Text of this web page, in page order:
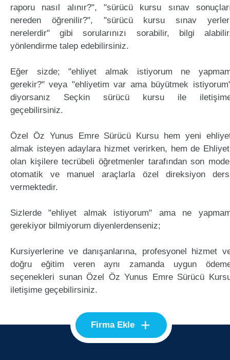
raporu nasıl alınır?", "sürücü kursu sınav
nereden öğrenilir?", "sürücü kursu sınav
nerelerdir" gibi sorularınızı sorabilir, bilgi
yönlendirme talep edebilirsiniz.
Eğer sizde; "ehliyet almak istiyorum ne
gerekir?" veya "ehliyetim var ama büyütmek
diyorsanız Seçkin sürücü kursu ile
geçebilirsiniz.
Özel Öz Yunus Emre Sürücü Kursu hem yeni
almak isteyen adaylara hizmet verirken, hem de
olan kişilere tecrübeli öğretmenler tarafından son
otomatik ve manuel araçlarla özel direksiyon
vermektedir.
Sizlerde "ehliyet almak istiyorum" ama ne
gerekiyor bilmiyorum diyenlerdenseniz;
Kursiyerlerine ve danışanlarına, profesyonel hizmet
doğru eğitim veren aynı zamanda uygun
seçenekleri sunan Özel Öz Yunus Emre Sürücü
iletişime geçebilirsiniz.
Firma Ekle +